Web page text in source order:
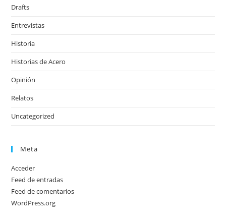
Drafts
Entrevistas
Historia
Historias de Acero
Opinión
Relatos
Uncategorized
Meta
Acceder
Feed de entradas
Feed de comentarios
WordPress.org